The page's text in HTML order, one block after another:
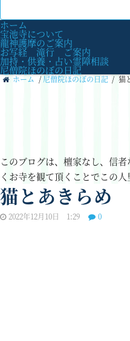
ホーム
宝池寺について
龍神護摩のご案内
お写経 滝行 ご案内
加持・供養・占い霊障相談
尼僧院ほのぼの日記
ホーム /尼僧院ほのぼの日記 / 猫
このブログは、檀家なし、信
くお寺を観て頂くことでこの
猫とあきらめ
2022年12月10日 1:29 0